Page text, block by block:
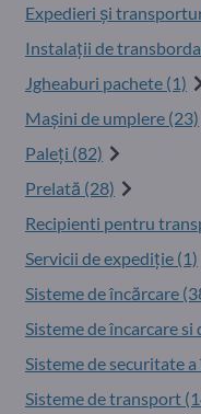
Expedieri şi
Instalații de
Jgheaburi pachete (1)
Maşini de umplere (23)
Paleţi (82)
Prelată (28)
Recipienti pentru
Servicii de expediţie (1)
Sisteme de încărcare
Sisteme de încarcare si
Sisteme de securitate
Sisteme de transport